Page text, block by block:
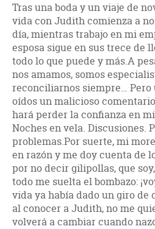
Tras una boda y un viaje de
vida con Judith comienza a
día, mientras trabajo en mi
esposa sigue en sus trece de
todo lo que puede y más.A
nos amamos, somos
reconciliarnos siempre… Pero
oídos un malicioso
hará perder la confianza en
Noches en vela. Discusiones.
problemas.Por suerte, mi
en razón y me doy cuenta de
por no decir gilipollas, que
todo me suelta el bombazo:
vida ya había dado un giro de
al conocer a Judith, no me
volverá a cambiar cuando